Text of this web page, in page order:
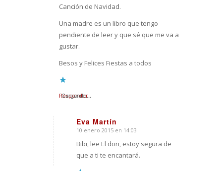
Canción de Navidad.
Una madre es un libro que tengo
pendiente de leer y que sé que me va a
gustar.
Besos y Felices Fiestas a todos
Cargando...
Responder
Eva Martín
Dice:
10 enero 2015 en 14:03
Bibi, lee El don, estoy segura de
que a ti te encantará.